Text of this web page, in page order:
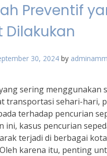
Preventif
Dilakukan
30, 2024 by adminamm
sering menggunakan
transportasi sehari-hari,
terhadap pencurian
ini, kasus pencurian
terjadi di berbagai
karena itu, penting